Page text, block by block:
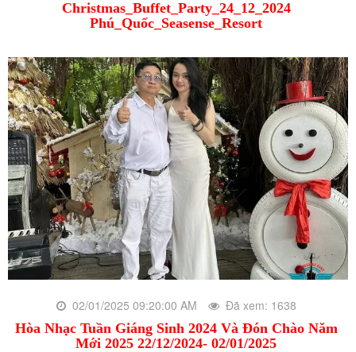
Christmas_Buffet_Party_24_12_2024
Phú_Quốc_Seasense_Resort
02/01/2025 09:20:00 AM Đã xem: 1638
Hòa Nhạc Tuần Giáng Sinh 2024 Và Đón Chào Năm
Mới 2025 22/12/2024- 02/01/2025